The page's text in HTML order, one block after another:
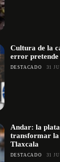
Cultura de la
error
DESTACADO 31
Andar: la
transformar la
Tlaxcala
DESTACADO 31